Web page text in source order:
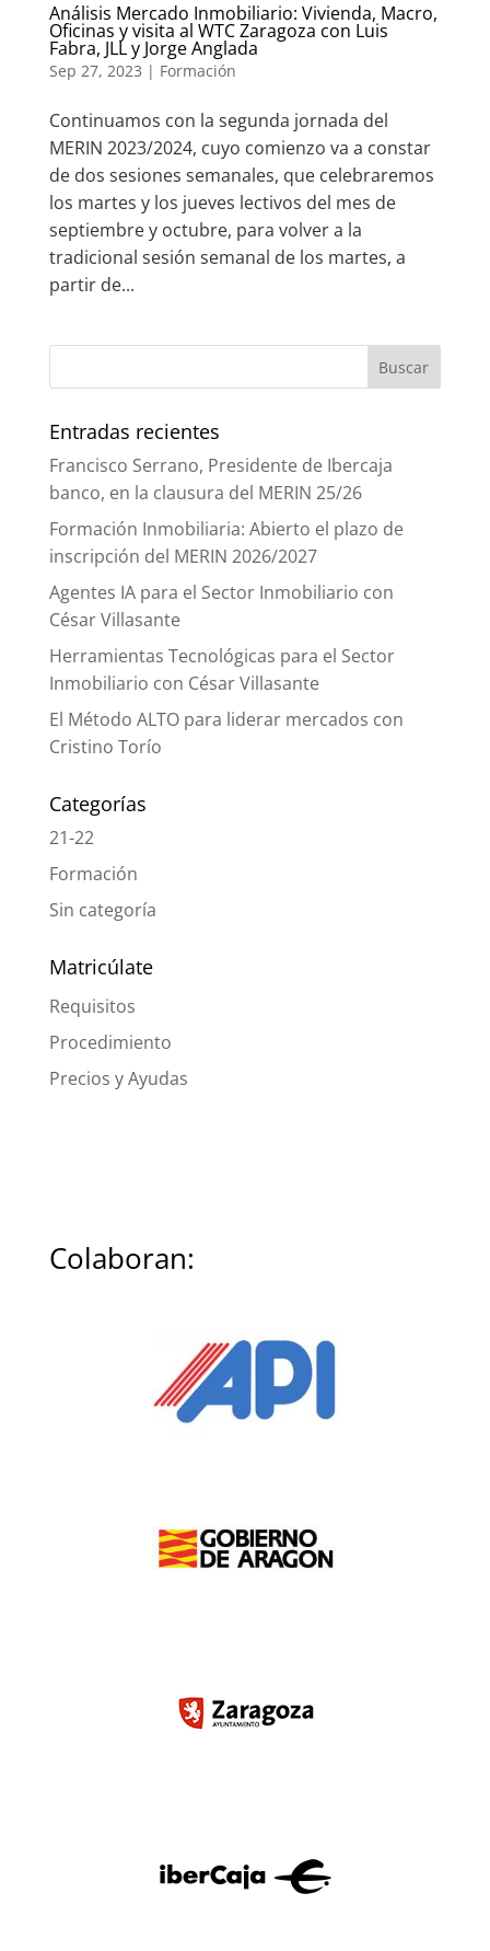
Análisis Mercado Inmobiliario: Vivienda, Macro,
Oficinas y visita al WTC Zaragoza con Luis
Fabra, JLL y Jorge Anglada
Sep 27, 2023 | Formación
Continuamos con la segunda jornada del
MERIN 2023/2024, cuyo comienzo va a constar
de dos sesiones semanales, que celebraremos
los martes y los jueves lectivos del mes de
septiembre y octubre, para volver a la
tradicional sesión semanal de los martes, a
partir de...
Entradas recientes
Francisco Serrano, Presidente de Ibercaja
banco, en la clausura del MERIN 25/26
Formación Inmobiliaria: Abierto el plazo de
inscripción del MERIN 2026/2027
Agentes IA para el Sector Inmobiliario con
César Villasante
Herramientas Tecnológicas para el Sector
Inmobiliario con César Villasante
El Método ALTO para liderar mercados con
Cristino Torío
Categorías
21-22
Formación
Sin categoría
Matricúlate
Requisitos
Procedimiento
Precios y Ayudas
Colaboran: